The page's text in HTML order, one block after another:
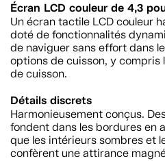
Écran LCD couleur de 4,3
Un écran tactile LCD couleur
doté de fonctionnalités
de naviguer sans effort dans
options de cuisson, y
de cuisson.
Détails discrets
Harmonieusement conçus.
fondent dans les bordures en
que les intérieurs sombres et
confèrent une attirance